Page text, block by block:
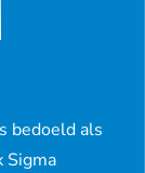
bedoeld als
Sigma